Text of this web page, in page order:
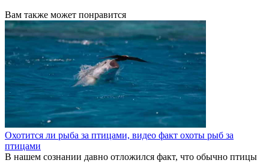
Вам также может понравится
Охотится ли рыба за птицами, видео факт охоты рыб за
птицами
В нашем сознании давно отложился факт, что обычно птицы